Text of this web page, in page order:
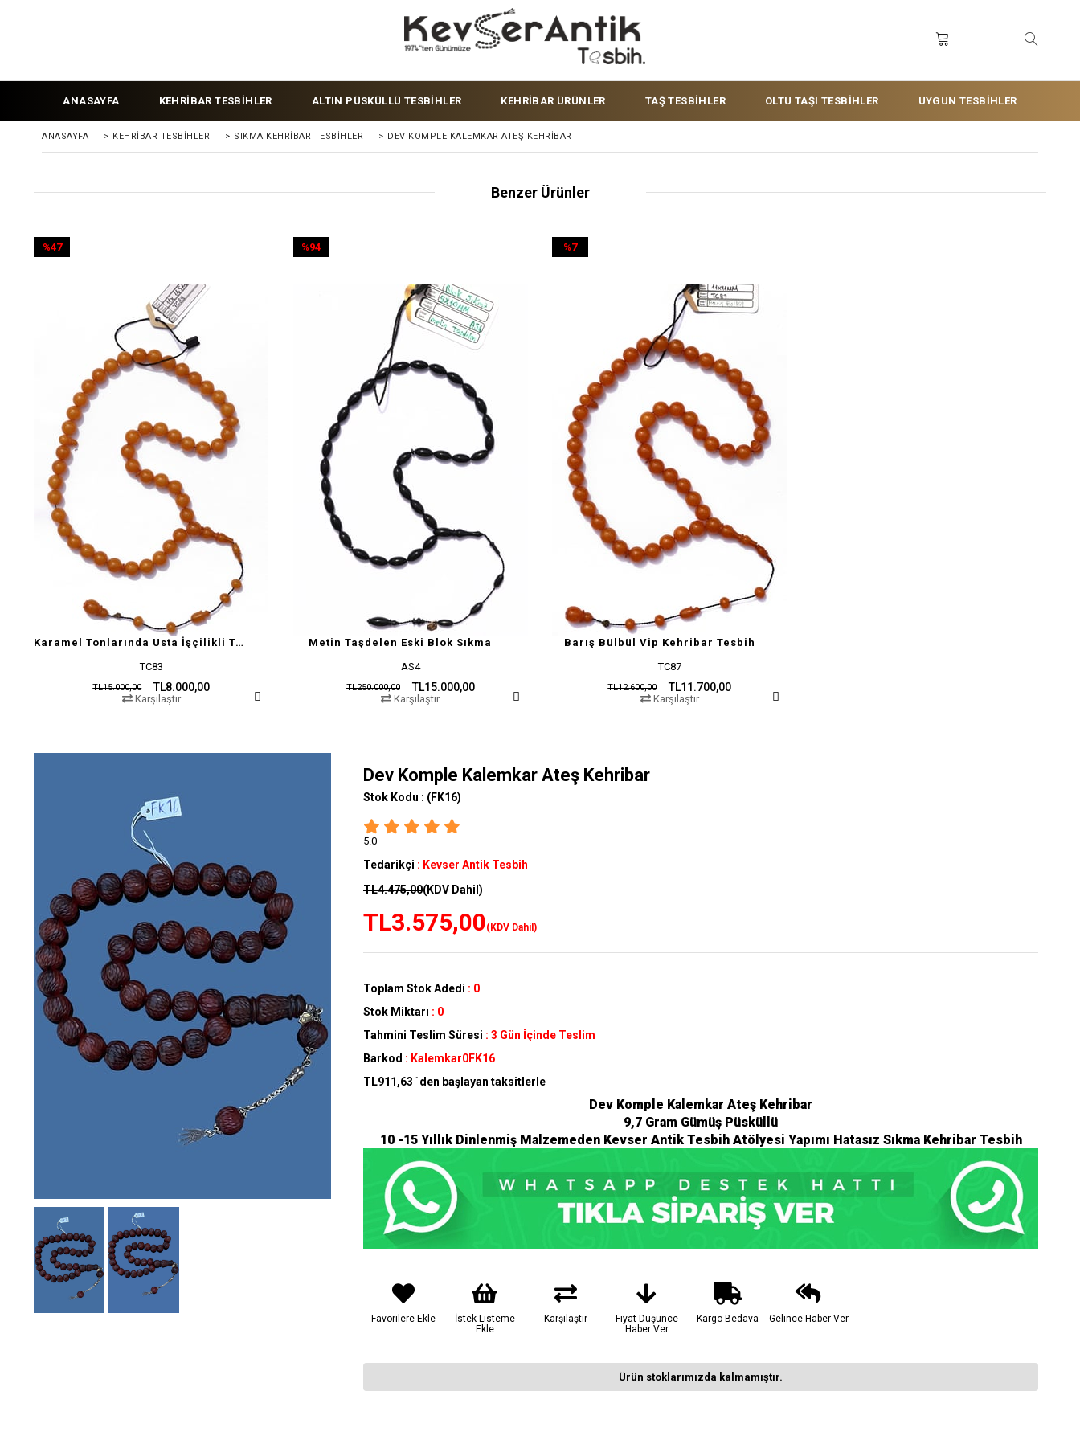
ANASAYFA KEHRİBAR TESBİHLER ALTIN PÜSKÜLLÜ TESBİHLER KEHRİBAR ÜRÜNLER TAŞ TESBİHLER OLTU TAŞI TESBİHLER UYGUN TESBİHLER
ANASAYFA > KEHRIBAR TESBIHLER > SIKMA KEHRİBAR TESBİHLER > DEV KOMPLE KALEMKAR ATEŞ KEHRIBAR
Benzer Ürünler
Karamel Tonlarında Usta İşçilikli Tesbih
TC83
TL8.000,00
TL15.000,00
%47
Karşılaştır
Metin Taşdelen Eski Blok Sıkma
AS4
TL15.000,00
TL250.000,00
%94
Karşılaştır
Barış Bülbül Vip Kehribar Tesbih
TC87
TL11.700,00
TL12.600,00
%7
Karşılaştır
Dev Komple Kalemkar Ateş Kehribar
Stok Kodu : (FK16)
5.0
Tedarikçi : Kevser Antik Tesbih
TL4.475,00(KDV Dahil)
TL3.575,00(KDV Dahil)
Toplam Stok Adedi : 0
Stok Miktarı : 0
Tahmini Teslim Süresi : 3 Gün İçinde Teslim
Barkod : Kalemkar0FK16
TL911,63 `den başlayan taksitlerle
Dev Komple Kalemkar Ateş Kehribar
9,7 Gram Gümüş Püsküllü
10 -15 Yıllık Dinlenmiş Malzemeden Kevser Antik Tesbih Atölyesi Yapımı Hatasız Sıkma Kehribar Tesbih
Favorilere Ekle
İstek Listeme
Ekle
Karşılaştır
Fiyat Düşünce
Haber Ver
Kargo Bedava Gelince Haber Ver
Ürün stoklarımızda kalmamıştır.